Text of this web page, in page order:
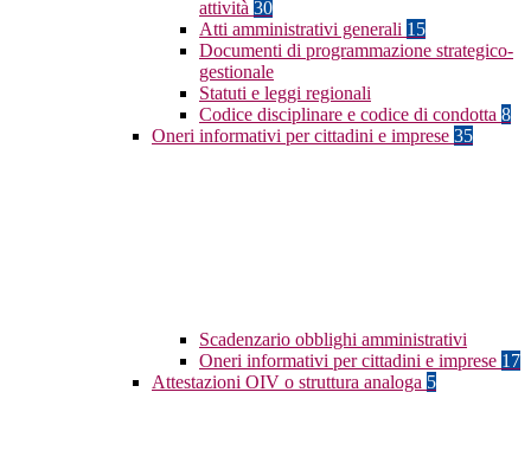
attività 30
Atti amministrativi generali 15
Documenti di programmazione strategico-
gestionale
Statuti e leggi regionali
Codice disciplinare e codice di condotta 8
Oneri informativi per cittadini e imprese 35
Scadenzario obblighi amministrativi
Oneri informativi per cittadini e imprese 17
Attestazioni OIV o struttura analoga 5